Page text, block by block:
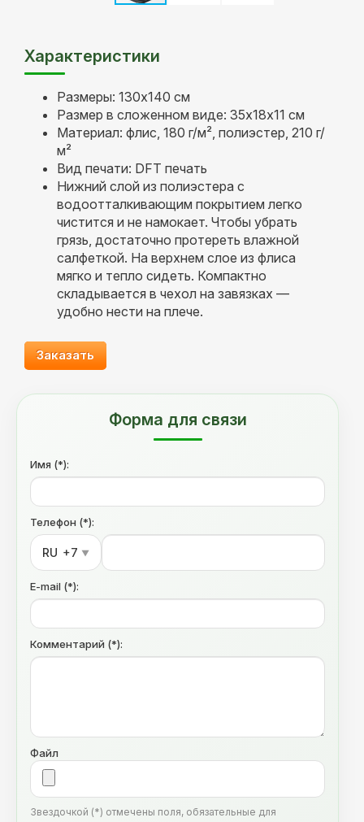
Характеристики
Размеры: 130x140 см
Размер в сложенном виде: 35x18x11 см
Материал: флис, 180 г/м², полиэстер, 210 г/
м²
Вид печати: DFT печать
Нижний слой из полиэстера с
водоотталкивающим покрытием легко
чистится и не намокает. Чтобы убрать
грязь, достаточно протереть влажной
салфеткой. На верхнем слое из флиса
мягко и тепло сидеть. Компактно
складывается в чехол на завязках —
удобно нести на плече.
Заказать
Форма для связи
Имя (*):
Телефон (*):
RU +7 ▼
E-mail (*):
Комментарий (*):
Файл
Звездочкой (*) отмечены поля, обязательные для